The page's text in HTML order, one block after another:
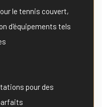
le tennis couvert,
d'équipements tels
pour des